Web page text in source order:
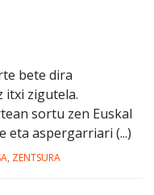
bete dira
itxi zigutela.
sortu zen Euskal
eta aspergarriari (...)
, ZENTSURA